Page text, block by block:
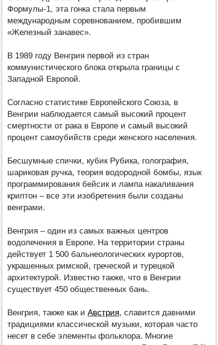
Формулы-1, эта гонка стала первым
международным соревнованием, пробившим
«Железный занавес».
В 1989 году Венгрия первой из стран
коммунистического блока открыла границы с
Западной Европой.
Согласно статистике Европейского Союза, в
Венгрии наблюдается самый высокий процент
смертности от рака в Европе и самый высокий
процент самоубийств среди женского населения.
Бесшумные спички, кубик Рубика, голография,
шариковая ручка, теория водородной бомбы, язык
программирования бейсик и лампа накаливания
криптон – все эти изобретения были созданы
венграми.
Венгрия – один из самых важных центров
водолечения в Европе. На территории страны
действует 1 500 бальнеологических курортов,
украшенных римской, греческой и турецкой
архитектурой. Известно также, что в Венгрии
существует 450 общественных бань.
Венгрия, также как и Австрия, славится давними
традициями классической музыки, которая часто
несет в себе элементы фольклора. Многие